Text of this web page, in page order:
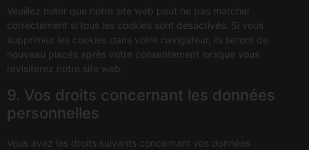
Veuillez noter que notre site web peut ne pas marcher
correctement si tous les cookies sont désactivés. Si vous
supprimez les cookies dans votre navigateur, ils seront de
nouveau placés après votre consentement lorsque vous
revisiterez notre site web.
9. Vos droits concernant les données
personnelles
Vous avez les droits suivants concernant vos données